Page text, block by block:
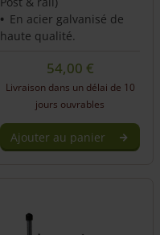
En acier galvanisé de
haute qualité.
54,00 €
Livraison dans un délai de 10
jours ouvrables
Ajouter au panier